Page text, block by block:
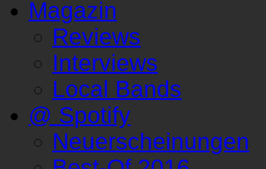
Magazin
Reviews
Interviews
Local Bands
@ Spotify
Neuerscheinungen